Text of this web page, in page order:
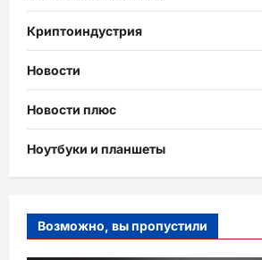
Криптоиндустрия
Новости
Новости плюс
Ноутбуки и планшеты
Возможно, вы пропустили